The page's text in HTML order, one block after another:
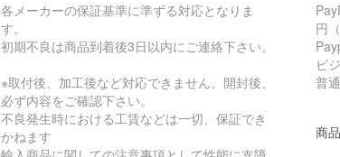
各メーカーの保証基準に準ずる対応となりま
す。
初期不良は商品到着後3日以内にご連絡下さい。
※取付後、加工後など対応できません。開封後、
必ず内容をご確認下さい。
不良発生時における工賃などは一切、保証でき
かねます
円
ビ
普
商